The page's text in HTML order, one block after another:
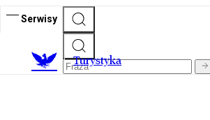
Serwisy
Turystyka